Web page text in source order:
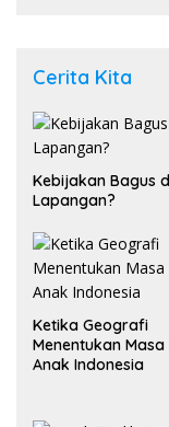
Cerita Kita
Kebijakan Bagus
Lapangan?
Ketika Geografi
Menentukan
Anak Indonesia